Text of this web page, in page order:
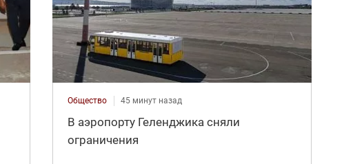
Общество 45 минут назад
В аэропорту Геленджика сняли
ограничения